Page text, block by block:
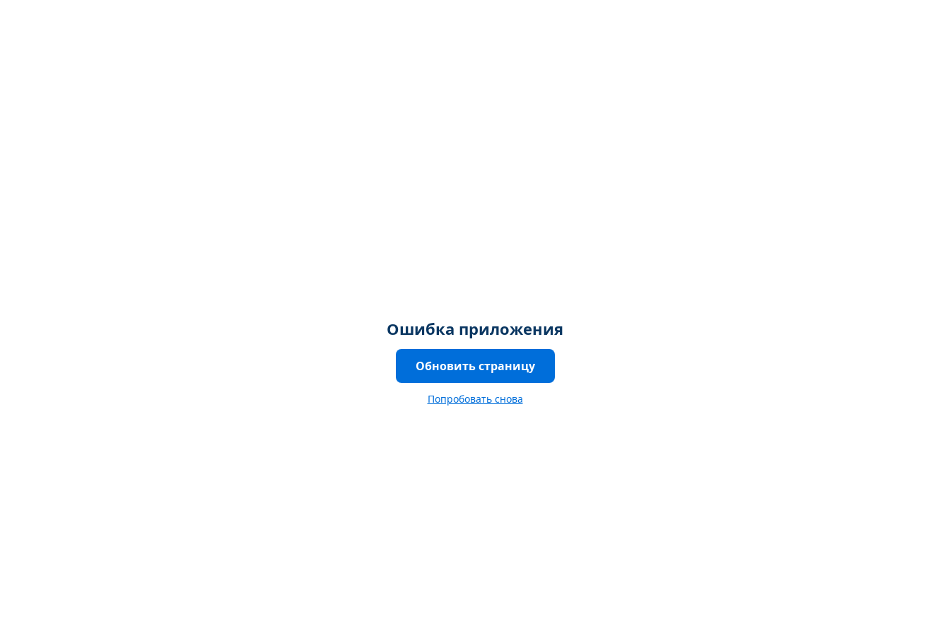
Ошибка приложения
Обновить страницу
Попробовать снова